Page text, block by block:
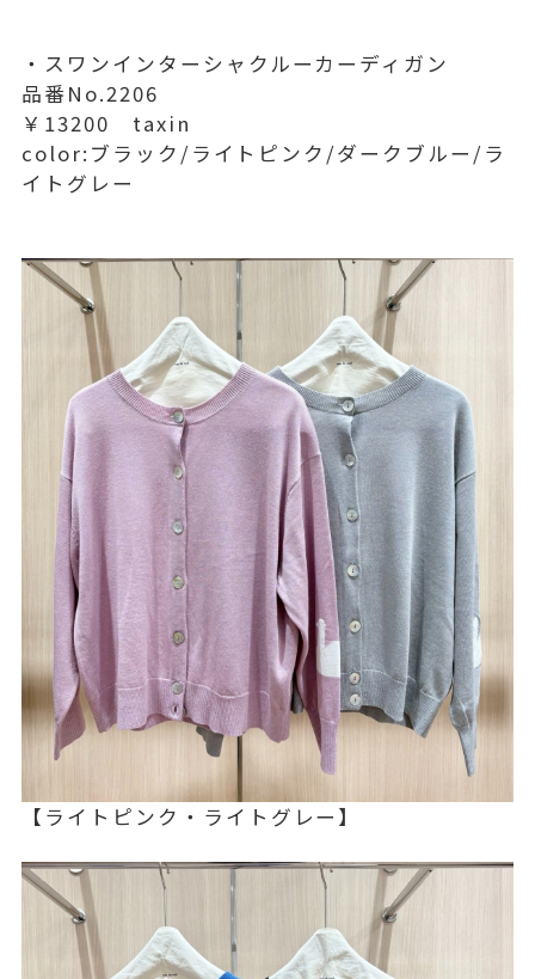
・スワンインターシャクルーカーディガン
品番No.2206
￥13200 taxin
color:ブラック/ライトピンク/ダークブルー/ラ
イトグレー
【ライトピンク・ライトグレー】